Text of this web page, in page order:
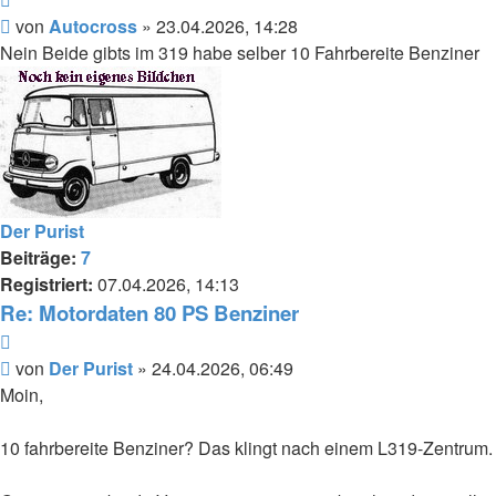
Beitrag
von Autocross » 23.04.2026, 14:28
Nein Beide gibts im 319 habe selber 10 Fahrbereite Benziner
Der Purist
Beiträge: 7
Registriert: 07.04.2026, 14:13
Re: Motordaten 80 PS Benziner
Beitrag
von Der Purist » 24.04.2026, 06:49
Moin,
10 fahrbereite Benziner? Das klingt nach einem L319-Zentrum.